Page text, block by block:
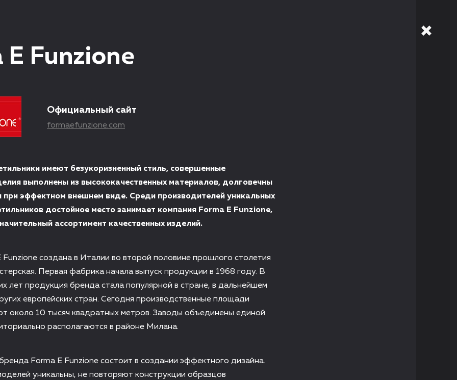
E Funzione
Официальный сайт
formaefunzione.com
имеют безукоризненный стиль, совершенные
выполнены из высококачественных материалов, долговечны
при эффектном внешнем виде. Среди производителей уникальных
достойное место занимает компания Forma E Funzione,
ассортимент качественных изделий.
Funzione создана в Италии во второй половине прошлого столетия
Первая фабрика начала выпуск продукции в 1968 году. В
лет продукция бренда стала популярной в стране, в дальнейшем
европейских стран. Сегодня производственные площади
около 10 тысяч квадратных метров. Заводы объединены единой
располагаются в районе Милана.
Forma E Funzione состоит в создании эффектного дизайна.
уникальны, не повторяют конструкции образцов